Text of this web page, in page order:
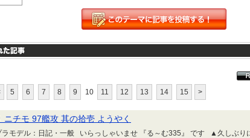
5 6 7 8 9 10 11 12 13 14 15 >
ニチモ 97艦攻 其の拾壱 ようやく
ラモデル：日記・一般 いらっしゃいませ 『る～む335』 です ▲久しぶり